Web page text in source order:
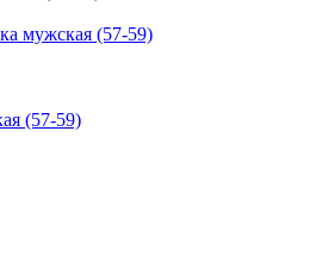
мужская (57-59)
(57-59)